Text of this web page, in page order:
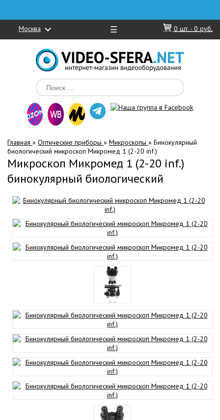
Москва ☰ 0 шт. - 0 руб.
Главная » Оптические приборы » Микроскопы » Бинокулярный
биологический микроскоп Микромед 1 (2-20 inf.)
Микроскоп Микромед 1 (2-20 inf.)
бинокулярный биологический